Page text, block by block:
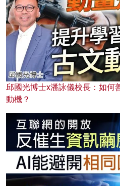
邱國光博士x潘詠儀校長：如何
動機？